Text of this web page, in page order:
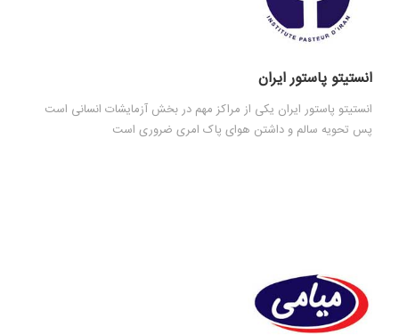
انستيتو پاستور ايران
انستیتو پاستور ایران یکی از مراکز مهم در بخش آزمایشات انسانی است
پس تحویه سالم و داشتن هوای پاک امری ضروری است